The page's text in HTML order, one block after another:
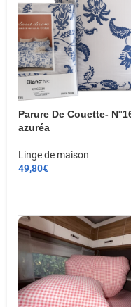
Parure De Couette-
azuréa
Linge de maison
49,80€